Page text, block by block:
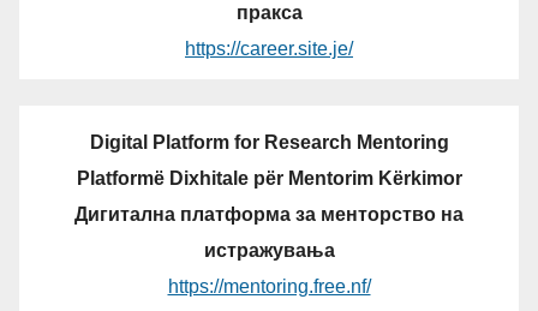
пракса
https://career.site.je/
Digital Platform for Research Mentoring
Platformë Dixhitale për Mentorim Kërkimor
Дигитална платформа за менторство на
истражувања
https://mentoring.free.nf/